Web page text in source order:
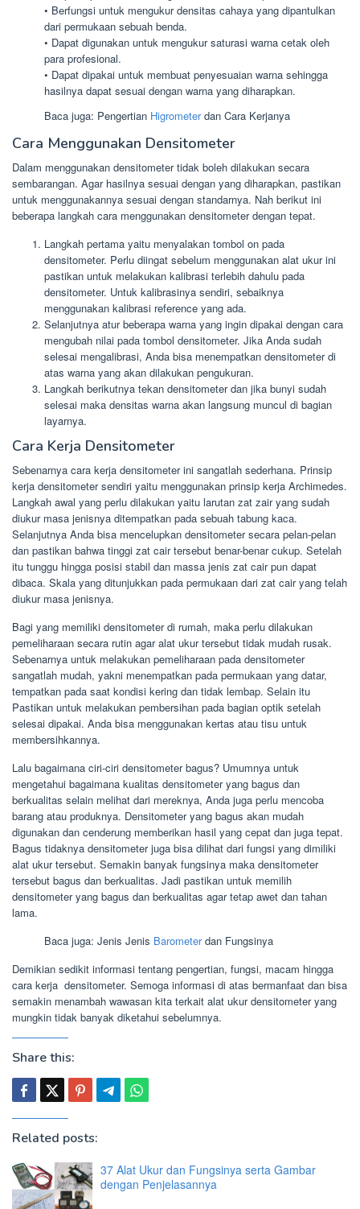
• Berfungsi untuk mengukur densitas cahaya yang dipantulkan
dari permukaan sebuah benda.
• Dapat digunakan untuk mengukur saturasi warna cetak oleh
para profesional.
• Dapat dipakai untuk membuat penyesuaian warna sehingga
hasilnya dapat sesuai dengan warna yang diharapkan.
Baca juga: Pengertian Higrometerdan Cara Kerjanya
Cara Menggunakan Densitometer
Dalam menggunakan densitometer tidak boleh dilakukan secara
sembarangan. Agar hasilnya sesuai dengan yang diharapkan, pastikan
untuk menggunakannya sesuai dengan standarnya. Nah berikut ini
beberapa langkah cara menggunakan densitometer dengan tepat.
Langkah pertama yaitu menyalakan tombol on pada
densitometer. Perlu diingat sebelum menggunakan alat ukur ini
pastikan untuk melakukan kalibrasi terlebih dahulu pada
densitometer. Untuk kalibrasinya sendiri, sebaiknya
menggunakan kalibrasi reference yang ada.
Selanjutnya atur beberapa warna yang ingin dipakai dengan cara
mengubah nilai pada tombol densitometer. Jika Anda sudah
selesai mengalibrasi, Anda bisa menempatkan densitometer di
atas warna yang akan dilakukan pengukuran.
Langkah berikutnya tekan densitometer dan jika bunyi sudah
selesai maka densitas warna akan langsung muncul di bagian
layarnya.
Cara Kerja Densitometer
Sebenarnya cara kerja densitometer ini sangatlah sederhana. Prinsip
kerja densitometer sendiri yaitu menggunakan prinsip kerja Archimedes.
Langkah awal yang perlu dilakukan yaitu larutan zat zair yang sudah
diukur masa jenisnya ditempatkan pada sebuah tabung kaca.
Selanjutnya Anda bisa mencelupkan densitometer secara pelan-pelan
dan pastikan bahwa tinggi zat cair tersebut benar-benar cukup. Setelah
itu tunggu hingga posisi stabil dan massa jenis zat cair pun dapat
dibaca. Skala yang ditunjukkan pada permukaan dari zat cair yang telah
diukur masa jenisnya.
Bagi yang memiliki densitometer di rumah, maka perlu dilakukan
pemeliharaan secara rutin agar alat ukur tersebut tidak mudah rusak.
Sebenarnya untuk melakukan pemeliharaan pada densitometer
sangatlah mudah, yakni menempatkan pada permukaan yang datar,
tempatkan pada saat kondisi kering dan tidak lembap. Selain itu
Pastikan untuk melakukan pembersihan pada bagian optik setelah
selesai dipakai. Anda bisa menggunakan kertas atau tisu untuk
membersihkannya.
Lalu bagaimana ciri-ciri densitometer bagus? Umumnya untuk
mengetahui bagaimana kualitas densitometer yang bagus dan
berkualitas selain melihat dari mereknya, Anda juga perlu mencoba
barang atau produknya. Densitometer yang bagus akan mudah
digunakan dan cenderung memberikan hasil yang cepat dan juga tepat.
Bagus tidaknya densitometer juga bisa dilihat dari fungsi yang dimiliki
alat ukur tersebut. Semakin banyak fungsinya maka densitometer
tersebut bagus dan berkualitas. Jadi pastikan untuk memilih
densitometer yang bagus dan berkualitas agar tetap awet dan tahan
lama.
Baca juga: Jenis Jenis Barometerdan Fungsinya
Demikian sedikit informasi tentang pengertian, fungsi, macam hingga
cara kerja densitometer. Semoga informasi di atas bermanfaat dan bisa
semakin menambah wawasan kita terkait alat ukur densitometer yang
mungkin tidak banyak diketahui sebelumnya.
Share this:
Related posts:
37 Alat Ukur dan Fungsinya serta Gambar
dengan Penjelasannya